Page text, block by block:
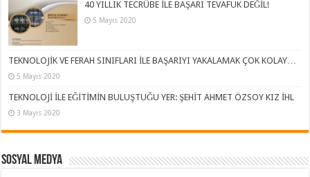
40 YILLIK TECRÜBE İLE BAŞARI TEVAFUK DEĞİL!
5 Mayıs 2020
TEKNOLOJİK VE FERAH SINIFLARI İLE BAŞARIYI YAKALAMAK ÇOK KOLAY…
5 Mayıs 2020
TEKNOLOJİ İLE EĞİTİMİN BULUŞTUĞU YER: ŞEHİT AHMET ÖZSOY KIZ İHL
3 Mayıs 2020
Sosyal Medya